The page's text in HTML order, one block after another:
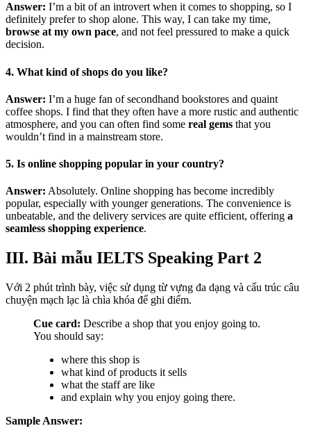
Answer: I’m a bit of an introvert when it comes to shopping, so I
definitely prefer to shop alone. This way, I can take my time,
browse at my own pace, and not feel pressured to make a quick
decision.
4. What kind of shops do you like?
Answer: I’m a huge fan of secondhand bookstores and quaint
coffee shops. I find that they often have a more rustic and authentic
atmosphere, and you can often find some real gems that you
wouldn’t find in a mainstream store.
5. Is online shopping popular in your country?
Answer: Absolutely. Online shopping has become incredibly
popular, especially with younger generations. The convenience is
unbeatable, and the delivery services are quite efficient, offering a
seamless shopping experience.
III. Bài mẫu IELTS Speaking Part 2
Với 2 phút trình bày, việc sử dụng từ vựng đa dạng và cấu trúc câu
chuyện mạch lạc là chìa khóa để ghi điểm.
Cue card: Describe a shop that you enjoy going to.
You should say:
where this shop is
what kind of products it sells
what the staff are like
and explain why you enjoy going there.
Sample Answer: